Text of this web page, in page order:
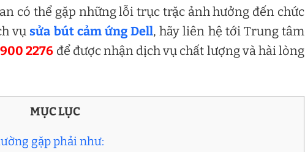
có thể gặp những lỗi trục trặc ảnh hưởng đến chức
vụsửa bút cảm ứng Dell, hãy liên hệ tới Trung tâm
2276 để được nhận dịch vụ chất lượng và hài lòng
MỤC LỤC
gặp phải như: